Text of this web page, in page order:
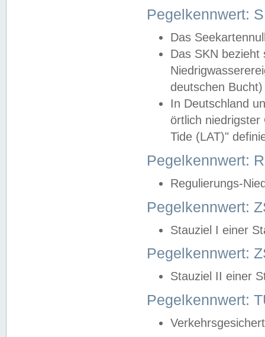
Pegelkennwert:
Das
Das SKN
deutschen
In Deutschland
örtlich
Tide (LAT)"
Pegelkennwert:
Regulierungs-
Pegelkennwert:
Stauziel I einer
Pegelkennwert:
Stauziel II einer
Pegelkennwert: